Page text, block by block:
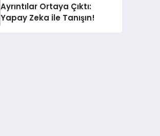
Ayrıntılar Ortaya Çıktı:
Yapay Zeka ile Tanışın!